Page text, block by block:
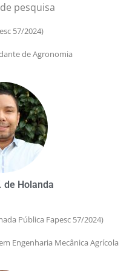
pesquisa
57/2024)
de Agronomia
de Holanda
Pública Fapesc 57/2024)
Engenharia Mecânica Agrícola